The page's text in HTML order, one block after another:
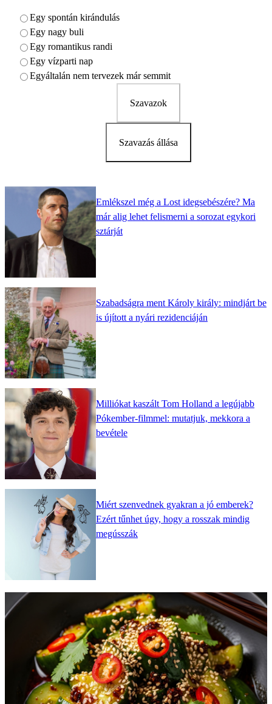
Egy spontán kirándulás
Egy nagy buli
Egy romantikus randi
Egy vízparti nap
Egyáltalán nem tervezek már semmit
Szavazok
Szavazás állása
Emlékszel még a Lost idegsebészére? Ma
már alig lehet felismerni a sorozat egykori
sztárját
Szabadságra ment Károly király: mindjárt be
is újított a nyári rezidenciáján
Milliókat kaszált Tom Holland a legújabb
Pókember-filmmel: mutatjuk, mekkora a
bevétele
Miért szenvednek gyakran a jó emberek?
Ezért tűnhet úgy, hogy a rosszak mindig
megússzák